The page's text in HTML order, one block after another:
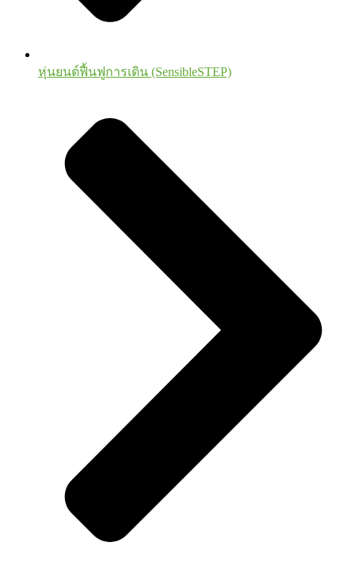
หุ่นยนต์ฟื้นฟูการเดิน (SensibleSTEP)